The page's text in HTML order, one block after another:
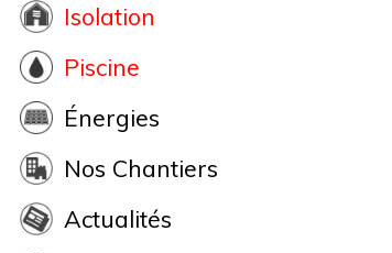
Isolation
Piscine
Énergies
Nos Chantiers
Actualités